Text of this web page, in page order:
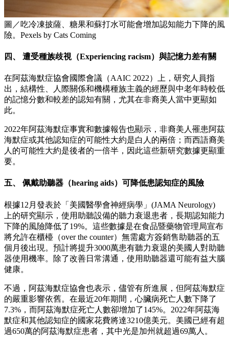
圖／吃冷凍披薩、糖果和蘇打水可能會增加認知能力下降的風
險。Pexels by Cats Coming
四、 遭受種族歧視（Experiencing racism）與記憶力差有關
在阿茲海默症協會國際會議（AAIC 2022）上，研究人員指
出，結構性、人際關係和機構種族主義的經歷與中老年時較低
的記憶分數和較差的認知有關，尤其在非裔美人當中更顯如
此。
2022年阿茲海默症事實和數據報告也顯示，非裔美人罹患阿茲
海默症或其他認知症的可能性大約是白人的兩倍；而西語裔美
人的可能性大約是後者的一倍半，因此這些新研究數據更顯重
要。
五、 佩戴助聽器（hearing aids）可降低患認知症的風險
根據12月發表於「美國醫學會神經病學」(JAMA Neurology)
上的研究顯示，使用助聽設備的聽力衰退患者，長期認知能力
下降的風險降低了19%。這些數據是在食品暨藥物管理局宣布
將允許在櫃檯（over the counter）無需處方簽銷售助聽器的五
個月後出現。預計將提升3000萬患有聽力衰退的美國人對助聽
器使用機率。除了改善日常溝通，使用助聽器還可能有益大腦
健康。
不過，阿茲海默症協會也表示，儘管有所進展，但阿茲海默症
的嚴重影響依舊。在最近20年期間，心臟病死亡人數下降了
7.3%，而阿茲海默症死亡人數卻增加了145%。2022年阿茲海
默症和其他認知症的國家花費將達3210億美元。美國已經有超
過650萬的阿茲海默症患者，其中光是加州就超過69萬人。